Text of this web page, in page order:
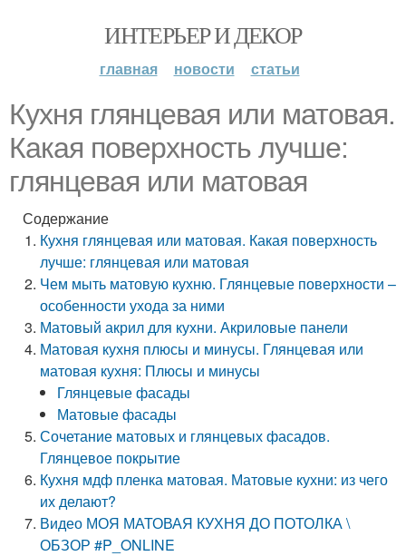
ИНТЕРЬЕР И ДЕКОР
главная новости статьи
Кухня глянцевая или матовая.
Какая поверхность лучше:
глянцевая или матовая
Содержание
Кухня глянцевая или матовая. Какая поверхность
лучше: глянцевая или матовая
Чем мыть матовую кухню. Глянцевые поверхности –
особенности ухода за ними
Матовый акрил для кухни. Акриловые панели
Матовая кухня плюсы и минусы. Глянцевая или
матовая кухня: Плюсы и минусы
Глянцевые фасады
Матовые фасады
Сочетание матовых и глянцевых фасадов.
Глянцевое покрытие
Кухня мдф пленка матовая. Матовые кухни: из чего
их делают?
Видео МОЯ МАТОВАЯ КУХНЯ ДО ПОТОЛКА \
ОБЗОР #P_ONLINE